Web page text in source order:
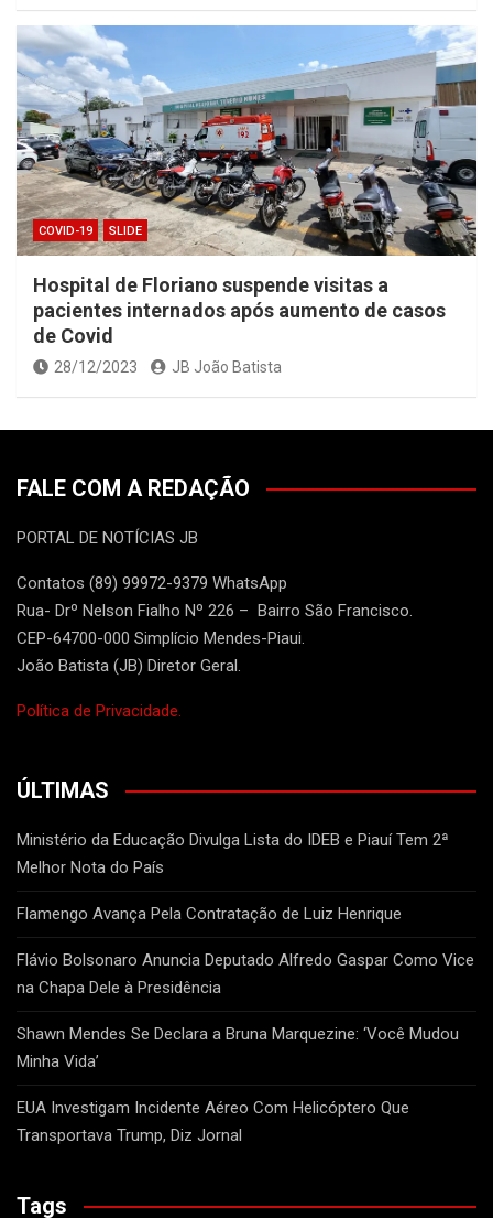
COVID-19 SLIDE
Hospital de Floriano suspende visitas a
pacientes internados após aumento de casos
de Covid
28/12/2023 JB João Batista
FALE COM A REDAÇÃO
PORTAL DE NOTÍCIAS JB
Contatos (89) 99972-9379 WhatsApp
Rua- Drº Nelson Fialho Nº 226 – Bairro São Francisco.
CEP-64700-000 Simplício Mendes-Piaui.
João Batista (JB) Diretor Geral.
Política de Privacidade.
ÚLTIMAS
Ministério da Educação Divulga Lista do IDEB e Piauí Tem 2ª
Melhor Nota do País
Flamengo Avança Pela Contratação de Luiz Henrique
Flávio Bolsonaro Anuncia Deputado Alfredo Gaspar Como Vice
na Chapa Dele à Presidência
Shawn Mendes Se Declara a Bruna Marquezine: ‘Você Mudou
Minha Vida’
EUA Investigam Incidente Aéreo Com Helicóptero Que
Transportava Trump, Diz Jornal
Tags